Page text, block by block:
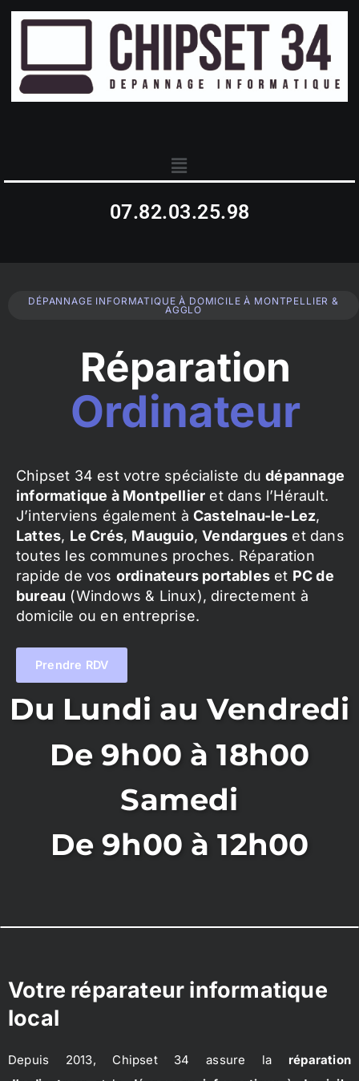
07.82.03.25.98
DÉPANNAGE INFORMATIQUE À DOMICILE À MONTPELLIER &
AGGLO
Réparation
Ordinateur
Chipset 34 est votre spécialiste dudépannage
informatique à Montpellier et dans l’Hérault.
J’interviens également à Castelnau-le-Lez,
Lattes, Le Crés, Mauguio,Vendargues et dans
toutes les communes proches. Réparation
rapide de vos ordinateurs portables et PC de
bureau (Windows & Linux), directement à
domicile ou en entreprise.
Prendre RDV
Du Lundi au Vendredi
De 9h00 à 18h00
Samedi
De 9h00 à 12h00
Votre réparateur informatique
local
Depuis 2013, Chipset 34 assure la réparation